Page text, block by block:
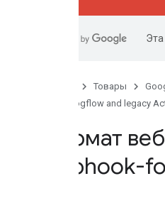
Товары
Dialogflow and legacy
Формат
webhook-